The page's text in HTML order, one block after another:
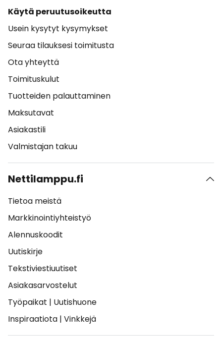
Käytä peruutusoikeutta
Usein kysytyt kysymykset
Seuraa tilauksesi toimitusta
Ota yhteyttä
Toimituskulut
Tuotteiden palauttaminen
Maksutavat
Asiakastili
Valmistajan takuu
Nettilamppu.fi
Tietoa meistä
Markkinointiyhteistyö
Alennuskoodit
Uutiskirje
Tekstiviestiuutiset
Asiakasarvostelut
Työpaikat | Uutishuone
Inspiraatiota | Vinkkejä